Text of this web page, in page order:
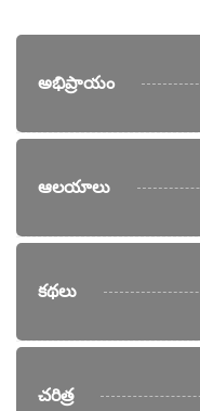
అభిప్రాయం
ఆలయాలు
కథలు
చరిత్ర